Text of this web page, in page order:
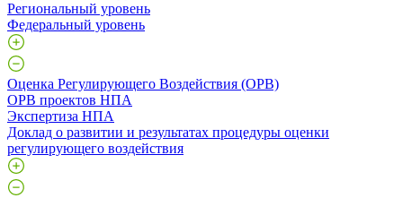
Региональный уровень
Федеральный уровень
Оценка Регулирующего Воздействия (ОРВ)
ОРВ проектов НПА
Экспертиза НПА
Доклад о развитии и результатах процедуры оценки
регулирующего воздействия